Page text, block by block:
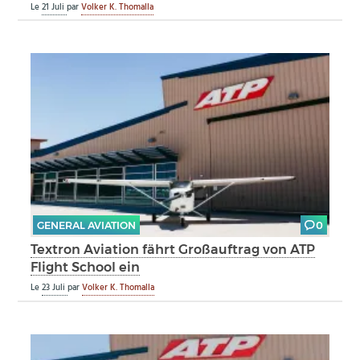
Le21 JuliparVolker K. Thomalla
GENERAL AVIATION 0
Textron Aviation fährt Großauftrag von ATP
Flight School ein
Le23 JuliparVolker K. Thomalla